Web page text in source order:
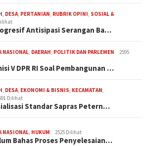
, DESA, PERTANIAN, RUBRIK OPINI, SOSIAL &
Antisipasi Serangan Ba…
NASIONAL, DAERAH, POLITIK DAN PARLEMEN
2595
V DPR RI Soal Pembangunan …
, DESA, EKONOMI & BISNIS, KECAMATAN,
Dilihat
Standar Sapras Petern…
NASIONAL, HUKUM 2525 Dilihat
Bahas Proses Penyelesaian…